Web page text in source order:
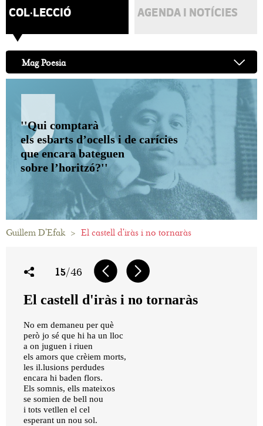
COL·LECCIÓ AGENDA I NOTÍCIES
Mag Poesia
''Qui comptarà
els esbarts d’ocells i de carícies
que encara bateguen
sobre l’horitzó?''
Guillem D'Efak > El castell d'iràs i no tornaràs
15/46
El castell d'iràs i no tornaràs
No em demaneu per què
però jo sé que hi ha un lloc
a on juguen i riuen
els amors que crèiem morts,
les il.lusions perdudes
encara hi baden flors.
Els somnis, ells mateixos
se somien de bell nou
i tots vetllen el cel
esperant un nou sol.